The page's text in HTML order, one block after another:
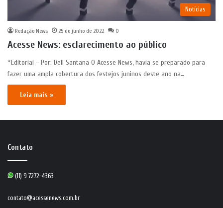
Notícias
Redação News 25 de junho de 2022 0
Acesse News: esclarecimento ao público
*Editorial – Por: Dell Santana O Acesse News, havia se preparado para
fazer uma ampla cobertura dos festejos juninos deste ano na…
Leia mais »
Contato
(11) 9 7272-4363
contato@acessenews.com.br